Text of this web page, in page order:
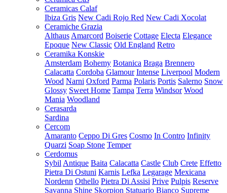
Ceramicas Calaf
Ibiza Gris New Cadi Rojo Red New Cadi Xocolat
Ceramiche Grazia
Althaus Amarcord Boiserie Cottage Electa Elegance
Epoque New Classic Old England Retro
Ceramika Konskie
Amsterdam Bohemy Botanica Braga Brennero
Calacatta Cordoba Glamour Intense Liverpool Modern
Wood Narni Oxford Parma Polaris Portis Salerno Snow
Glossy Sweet Home Tampa Terra Windsor Wood
Mania Woodland
Cerasarda
Sardina
Cercom
Amaranto Ceppo Di Gres Cosmo In Contro Infinity
Quarzi Soap Stone Temper
Cerdomus
Sybil Antique Baita Calacatta Castle Club Crete Effetto
Pietra Di Ostuni Karnis Lefka Legarage Mexicana
Nordenn Othello Pietra Di Assisi Prive Pulpis Reserve
Savanna Shine Skorpion Statuario Bianco Supreme